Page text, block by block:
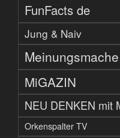
FunFacts de
Jung & Naiv
Meinungsmache
MiGAZIN
NEU DENKEN mit
Orkenspalter TV